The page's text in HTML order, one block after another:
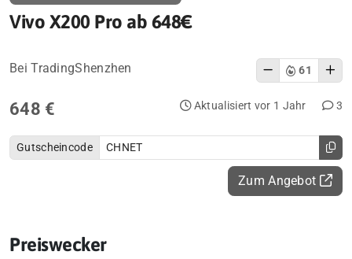
Vivo X200 Pro ab 648€
Bei TradingShenzhen 61
648 € Aktualisiert vor 1 Jahr 3
Gutscheincode CHNET
Zum Angebot
Preiswecker